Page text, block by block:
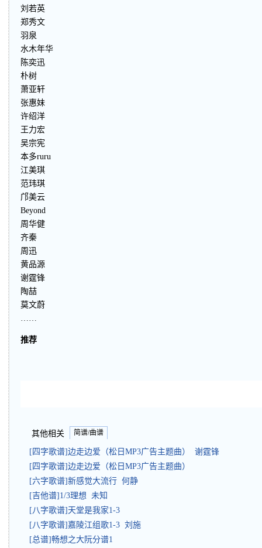
刘若英
郑秀文
羽泉
水木年华
陈奕迅
朴树
萧亚轩
张惠妹
许绍洋
王力宏
吴宗宪
本多ruru
江美琪
范玮琪
邝美云
Beyond
周华健
齐秦
周迅
黄品源
谢霆锋
陶喆
莫文蔚
……
推荐
其他相关 简谱/曲谱
[四字歌谱]边走边爱（松日MP3广告主题曲） 谢霆锋
[四字歌谱]边走边爱（松日MP3广告主题曲）
[六字歌谱]新感觉大流行 何静
[吉他谱]1/3理想 未知
[八字歌谱]天堂是我家1-3
[八字歌谱]嘉陵江组歌1-3 刘施
[总谱]畅想之大阮分谱1